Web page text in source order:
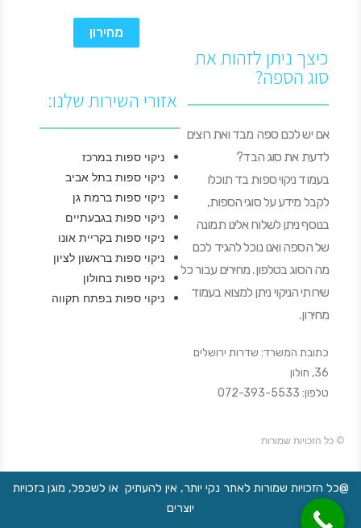
מחירון
כיצך ניתן לזהות את
סוג הספה?
אם יש לכם ספה מבד ואת רוצים
לדעת את סוג הבד?
בעמוד ניקוי ספות בד תוכלו
לקבל מידע על סוגי הספות,
בנוסף ניתן לשלוח אלינו תמונה
של הספה ואנו נוכל להגיד לכם
מה הסוג בטלפון. מחירים עבור כל
שירותי הניקוי ניתן למצוא בעמוד
מחירון.
כתובת המשרד: שדרות ירושלים
36, חולון
טלפון: 072-393-5533
אזורי השירות שלנו:
ניקוי ספות במרכז
ניקוי ספות בתל אביב
ניקוי ספות ברמת גן
ניקוי ספות בגבעתיים
ניקוי ספות בקריית אונו
ניקוי ספות בראשון לציון
ניקוי ספות בחולון
ניקוי ספות בפתח תקווה
© כל הזכויות שמורות
@כל הזכויות שמורות לאתר נקי יותר, אין להעתיק או לשכפל, מוגן בזכויות
יוצרים